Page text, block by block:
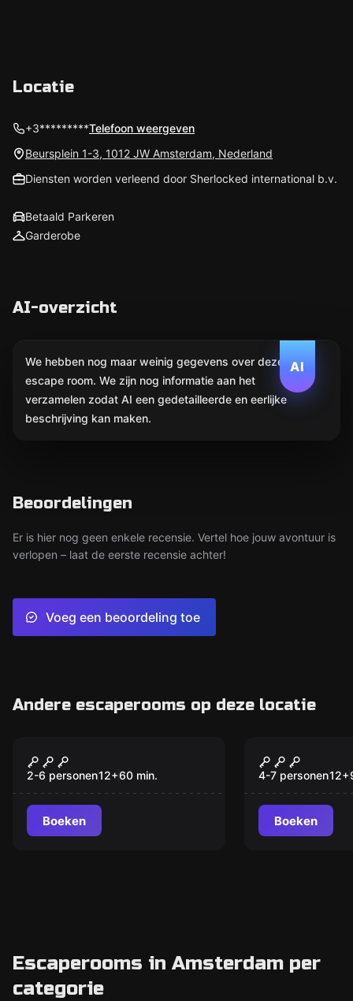
Locatie
+3*********Telefoon weergeven
Beursplein 1-3, 1012 JW Amsterdam, Nederland
Diensten worden verleend door Sherlocked international b.v.
Betaald Parkeren
Garderobe
AI-overzicht
AI
We hebben nog maar weinig gegevens over deze
escape room. We zijn nog informatie aan het
verzamelen zodat AI een gedetailleerde en eerlijke
beschrijving kan maken.
Beoordelingen
Er is hier nog geen enkele recensie. Vertel hoe jouw avontuur is
verlopen – laat de eerste recensie achter!
Voeg een beoordeling toe
Andere escaperooms op deze locatie
The Architect
2-6 personen12+60 min.
Boeken
The
4-7 personen12+
Boeken
Escaperooms in Amsterdam per
categorie